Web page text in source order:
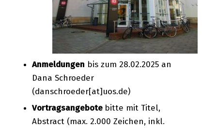
Anmeldungen bis zum 28.02.2025 an
Dana Schroeder
(danschroeder[at]uos.de)
Vortragsangebote bitte mit Titel,
Abstract (max. 2.000 Zeichen, inkl.